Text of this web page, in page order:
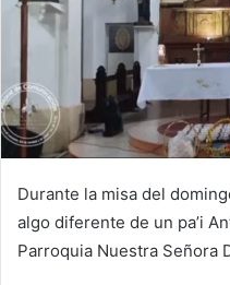
Durante la misa del
algo diferente de un pa’i
Parroquia Nuestra Señora